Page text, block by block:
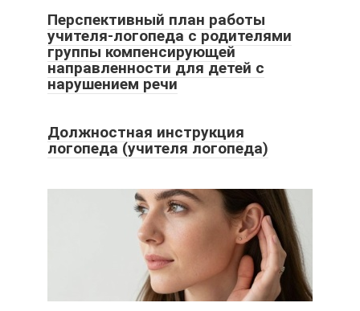
Перспективный план работы
учителя-логопеда с родителями
группы компенсирующей
направленности для детей с
нарушением речи
Должностная инструкция
логопеда (учителя логопеда)